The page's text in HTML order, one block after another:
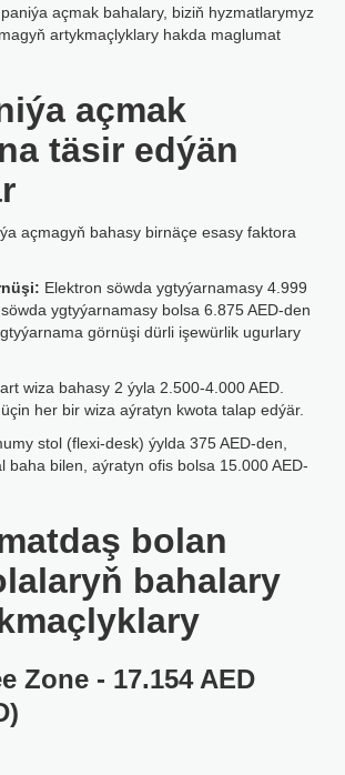
açmak bahalary, biziň hyzmatlarymyz
artykmaçlyklary hakda maglumat
açmak
täsir edýän
açmagyň bahasy birnäçe esasy faktora
Elektron söwda ygtyýarnamasy 4.999
ygtyýarnamasy bolsa 6.875 AED-den
görnüşi dürli işewürlik ugurlary
wiza bahasy 2 ýyla 2.500-4.000 AED.
her bir wiza aýratyn kwota talap edýär.
stol (flexi-desk) ýylda 375 AED-den,
baha bilen, aýratyn ofis bolsa 15.000 AED-
bolan
bahalary
Zone - 17.154 AED